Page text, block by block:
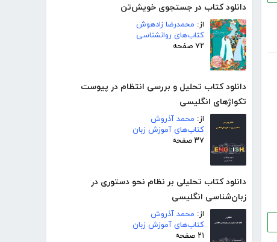
دانلود کتاب در جستجوی خویش‌تن
از: محمدرضا زادهوش
کتاب‌های روانشناسی
۷۲ صفحه
دانلود کتاب تحلیل و بررسی انتظام در پیوست
تکواژهای انگلیسی
از: محمد آذروش
کتاب‌های آموزش زبان
۳۷ صفحه
دانلود کتاب تحلیلی بر نظام نحو دستوری در
زبان‌شناسی انگلیسی
از: محمد آذروش
کتاب‌های آموزش زبان
۲۱ صفحه